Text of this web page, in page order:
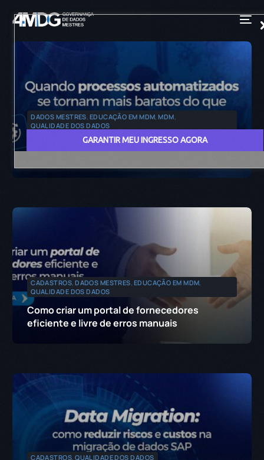
GARANTIR MEU INGRESSO AGORA
DADOS MESTRES EDUCAÇÃO EM MDM ,MDM
QUALIDADE DOS DADOS
Quando processos automatizados se tornam
CADASTROS ,DADOS MESTRES EDUCAÇÃO EM MDM
QUALIDADE DOS DADOS
Como criar um portal de fornecedores
eficiente e livre de erros manuais
CADASTROS,QUALIDADE DOS DADOS